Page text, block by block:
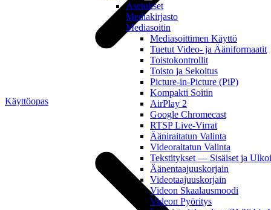
Asetukset
Mediakirjasto
Mediasoitin
Mediasoittimen Käyttö
Tuetut Video- ja Ääniformaatit
Toistokontrollit
Toisto ja Sekoitus
Picture-in-Picture (PiP)
Kompakti Soitin
AirPlay 2
Google Chromecast
RTSP Live-Virrat
Ääniraitatun Valinta
Videoraitatun Valinta
Tekstitykset — Sisäiset ja
Äänentaajuuskorjain
Videotaajuuskorjain
Videon Skaalausmoodi
Videon Pyöritys
Käyttöopas